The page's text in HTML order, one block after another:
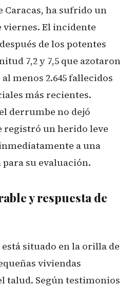
Caracas, ha sufrido un
viernes. El incidente
de los potentes
7,2 y 7,5 que azotaron
menos 2.645 fallecidos
más recientes.
derrumbe no dejó
registró un herido leve
a una
su evaluación.
y respuesta de
situado en la orilla de
viviendas
talud. Según testimonios